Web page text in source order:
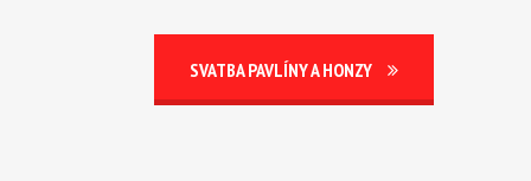
SVATBA PAVLÍNY A HONZY